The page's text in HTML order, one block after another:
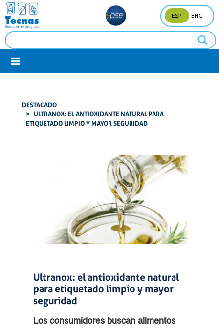
ESP ENG
DESTACADO
ULTRANOX: EL ANTIOXIDANTE NATURAL PARA
ETIQUETADO LIMPIO Y MAYOR SEGURIDAD
Ultranox: el antioxidante natural
para etiquetado limpio y mayor
seguridad
Los consumidores buscan alimentos